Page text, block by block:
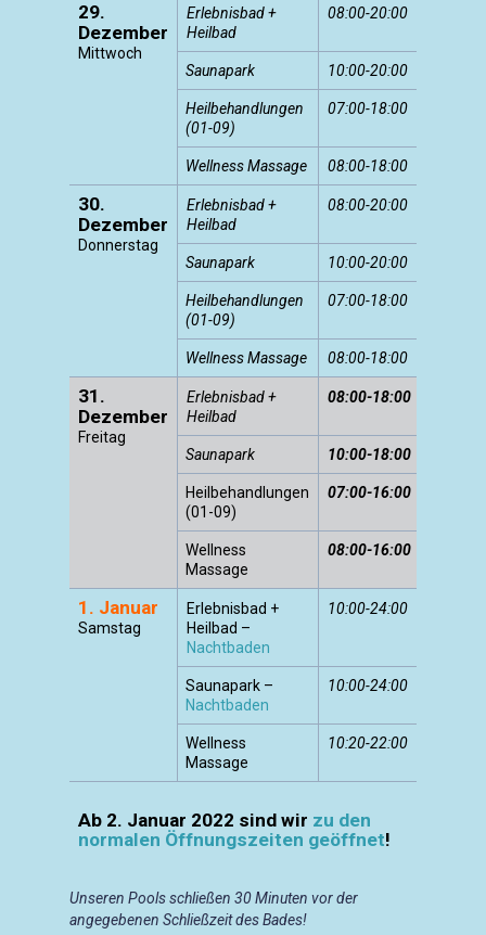
29.
Dezember
Mittwoch
Erlebnisbad +
Heilbad
08:00-20:00
Saunapark 10:00-20:00
Heilbehandlungen
(01-09)
07:00-18:00
Wellness Massage 08:00-18:00
30.
Dezember
Donnerstag
Erlebnisbad +
Heilbad
08:00-20:00
Saunapark 10:00-20:00
Heilbehandlungen
(01-09)
07:00-18:00
Wellness Massage 08:00-18:00
31.
Dezember
Freitag
Erlebnisbad +
Heilbad
08:00-18:00
Saunapark 10:00-18:00
Heilbehandlungen
(01-09)
07:00-16:00
Wellness
Massage
08:00-16:00
1. Januar
Samstag
Erlebnisbad +
Heilbad –
Nachtbaden
10:00-24:00
Saunapark –
Nachtbaden
10:00-24:00
Wellness
Massage
10:20-22:00
Ab 2. Januar 2022 sind wir zu den
normalen Öffnungszeiten geöffnet!
Unseren Pools schließen 30 Minuten vor der
angegebenen Schließzeit des Bades!